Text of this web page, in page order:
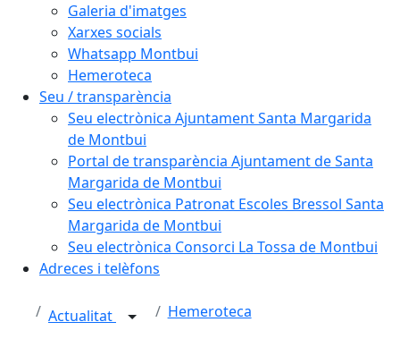
Galeria d'imatges
Xarxes socials
Whatsapp Montbui
Hemeroteca
Seu / transparència
Seu electrònica Ajuntament Santa Margarida
de Montbui
Portal de transparència Ajuntament de Santa
Margarida de Montbui
Seu electrònica Patronat Escoles Bressol Santa
Margarida de Montbui
Seu electrònica Consorci La Tossa de Montbui
Adreces i telèfons
Actualitat Hemeroteca